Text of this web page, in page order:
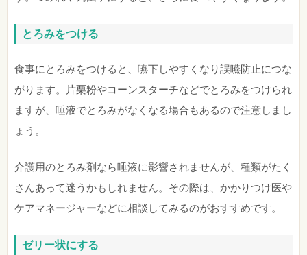
とろみをつける
食事にとろみをつけると、嚥下しやすくなり誤嚥防止につな
がります。片栗粉やコーンスターチなどでとろみをつけられ
ますが、唾液でとろみがなくなる場合もあるので注意しまし
ょう。
介護用のとろみ剤なら唾液に影響されませんが、種類がたく
さんあって迷うかもしれません。その際は、かかりつけ医や
ケアマネージャーなどに相談してみるのがおすすめです。
ゼリー状にする